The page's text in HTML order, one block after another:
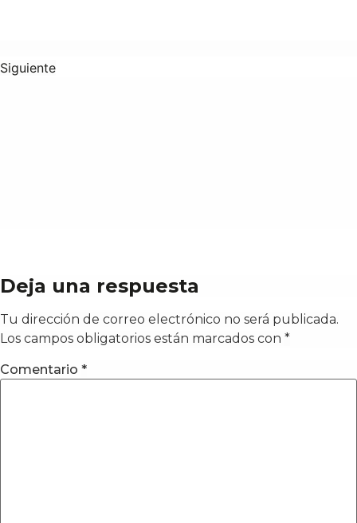
Siguiente
Deja una respuesta
Tu dirección de correo electrónico no será publicada.
Los campos obligatorios están marcados con *
Comentario *